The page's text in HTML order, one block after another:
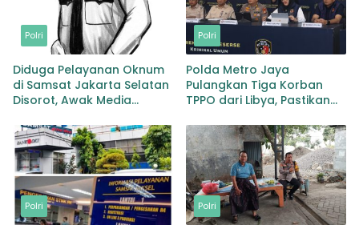
Polri
Diduga Pelayanan Oknum
di Samsat Jakarta Selatan
Disorot, Awak Media
Evaluasi
Polri
Polda Metro Jaya
Pulangkan Tiga Korban
TPPO dari Libya, Pastikan
Pemulihan Korban
Polri Polri